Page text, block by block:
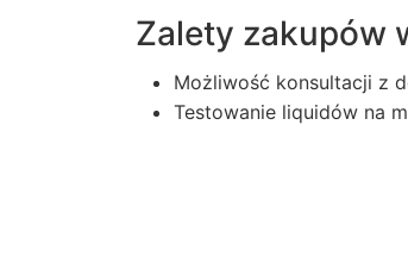
Zalety zakupów
Możliwość konsultacji z
Testowanie liquidów na